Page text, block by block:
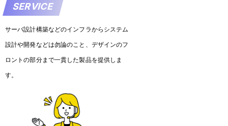
SERVICE
サーバ設計構築などのインフラからシステム
設計や開発などは勿論のこと、デザインのフ
ロントの部分まで一貫した製品を提供しま
す。